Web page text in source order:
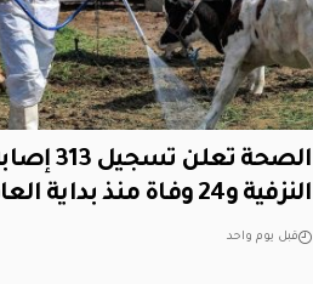
الصحة تعلن
النزفية و24 وفاة منذ بداية العام الجاري
قبل يوم واحد